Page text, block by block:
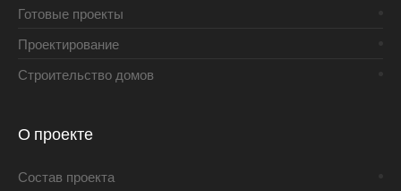
Готовые проекты
Проектирование
Строительство домов
О проекте
Состав проекта